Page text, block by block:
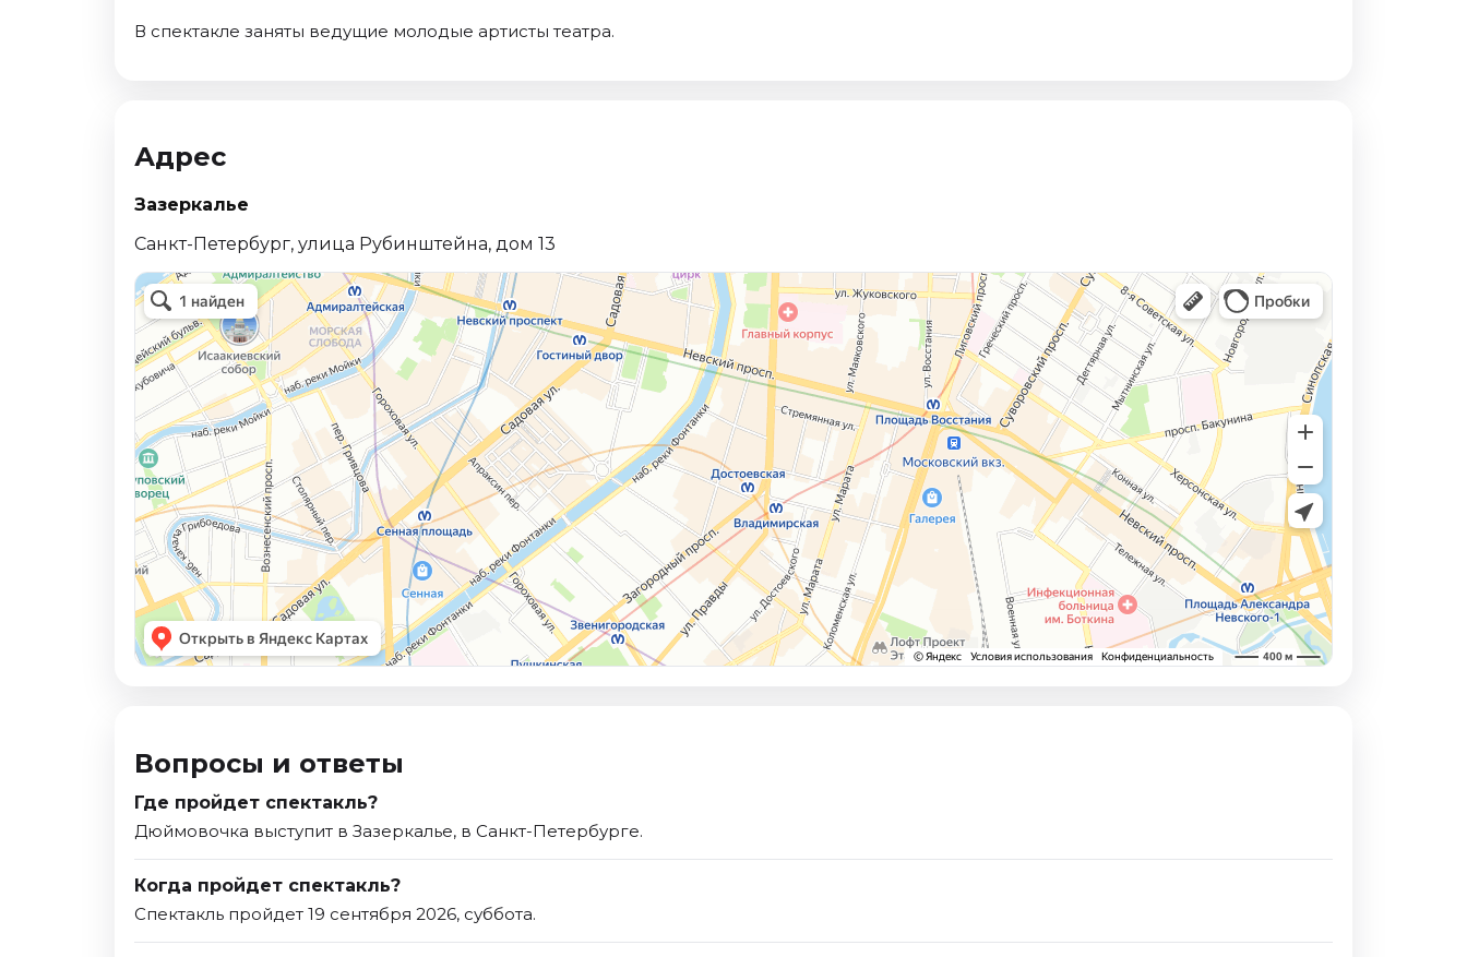
В спектакле заняты ведущие молодые артисты театра.
Адрес
Зазеркалье
Санкт-Петербург, улица Рубинштейна, дом 13
Вопросы и ответы
Где пройдет спектакль?
Дюймовочка выступит в Зазеркалье, в Санкт-Петербурге.
Когда пройдет спектакль?
Спектакль пройдет 19 сентября 2026, суббота.